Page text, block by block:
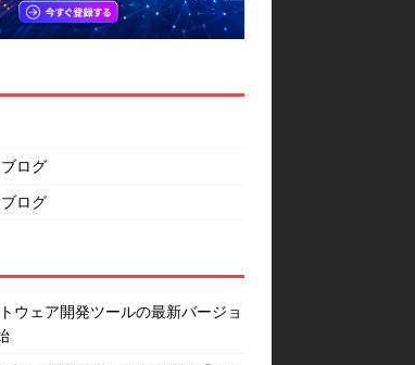
ログ
ログ
ウェア開発ツールの最新バージョ